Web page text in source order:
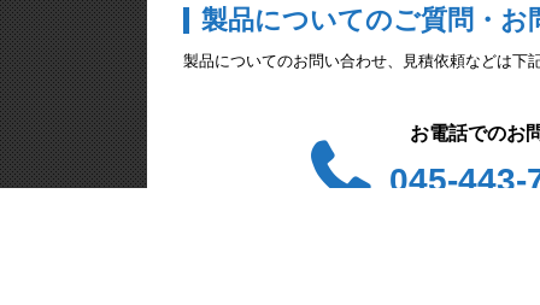
製品についてのご質問・お
製品についてのお問い合わせ、見積依頼などは下
お電話でのお
045-443-